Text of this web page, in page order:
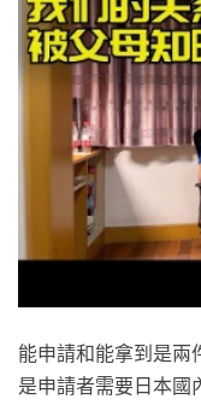
能申請和能拿到是兩
是申請者需要日本國